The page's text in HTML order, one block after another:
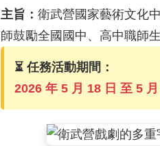
主旨： 衛武營國家藝術文化
師鼓勵全國國中、高中職師
⏳ 任務活動期間：
2026 年 5 月 18 日 至 5 月